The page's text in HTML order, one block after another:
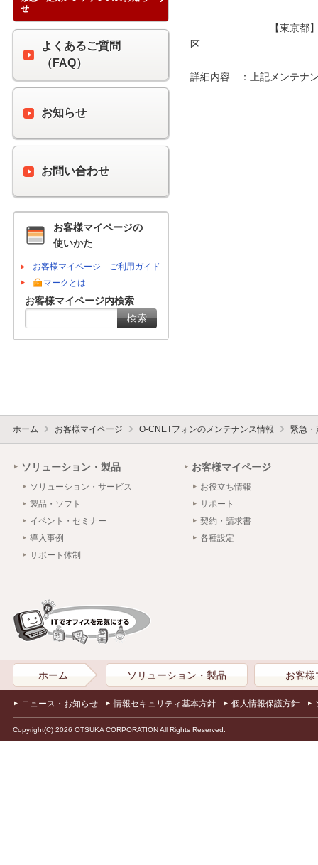
【東京都】　新宿
詳細内容　：上記メンテナ
せ
よくあるご質問
（FAQ）
お知らせ
お問い合わせ
お客様マイページの
使いかた
お客様マイページ ご利用ガイド
マークとは
お客様マイページ内検索
ホーム お客様マイページ O-CNETフォンのメンテナンス情報 緊急・
ソリューション・製品
ソリューション・サービス
製品・ソフト
イベント・セミナー
導入事例
サポート体制
お客様マイページ
お役立ち情報
サポート
契約・請求書
各種設定
ホーム ソリューション・製品 お客様
ニュース・お知らせ 情報セキュリティ基本方針 個人情報保護方針
Copyright(C) 2026 OTSUKA CORPORATION All Rights Reserved.